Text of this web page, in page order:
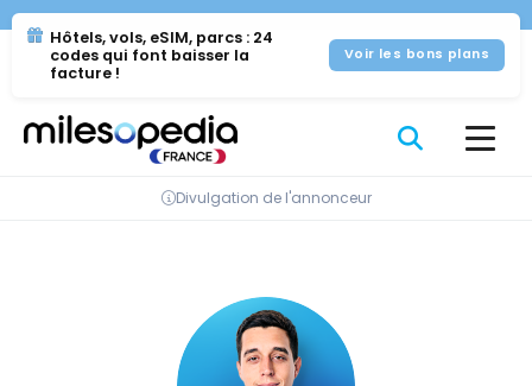
Panneau de gestion des cookies
Se
rendreHôtels, vols, eSIM, parcs : 24
codes qui font baisser la
facture !
Voir les bons plans
Divulgation de l'annonceur